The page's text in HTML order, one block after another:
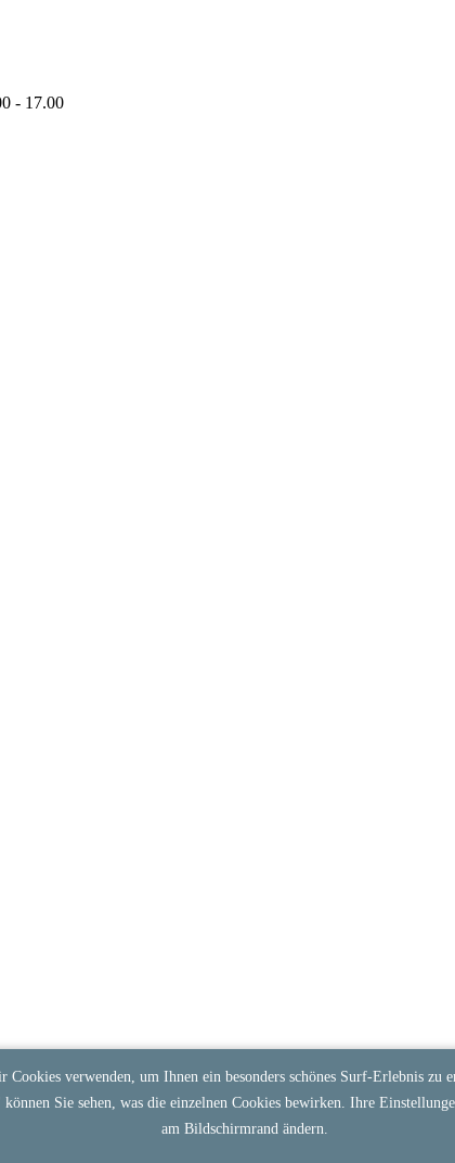
- 17.00
Cookies verwenden, um Ihnen ein besonders schönes Surf-Erlebnis
können Sie sehen, was die einzelnen Cookies bewirken. Ihre
am Bildschirmrand ändern.